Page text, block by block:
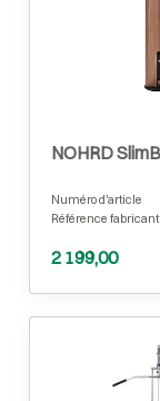
NOHRD
Numéro d'article
Référence fabricant
2 199,00